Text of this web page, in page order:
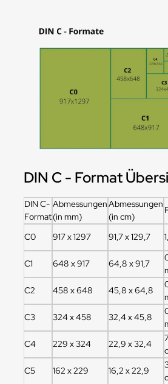
DIN C - Format
DIN C-
Format
Abmessungen
(in mm)
Abmessungen
(in cm)
C0 917 x 1297 91,7 x 129,7
C1
648 x 917 64,8 x 91,7
C2 458 x 648 45,8 x 64,8
C3
324 x 458 32,4 x 45,8
C4
229 x 324 22,9 x 32,4
C5
162 x 229 16,2 x 22,9